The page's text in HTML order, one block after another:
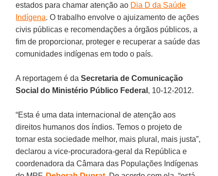
estados para chamar atenção ao Dia D da Saúde
Indígena. O trabalho envolve o ajuizamento de ações
civis públicas e recomendações a órgãos públicos, a
fim de proporcionar, proteger e recuperar a saúde das
comunidades indígenas em todo o país.
A reportagem é daSecretaria de Comunicação
Social do Ministério Público Federal , 10-12-2012.
“Esta é uma data internacional de atenção aos
direitos humanos dos índios. Temos o projeto de
tornar esta sociedade melhor, mais plural, mais justa”,
declarou a vice-procuradora-geral da República e
coordenadora da Câmara das Populações Indígenas